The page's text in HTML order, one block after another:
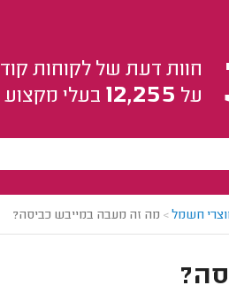
חוות דעת של לקוחות
על 12,255 בעלי מקצוע
חשמל> מה זה מעבה במייבש כביסה?